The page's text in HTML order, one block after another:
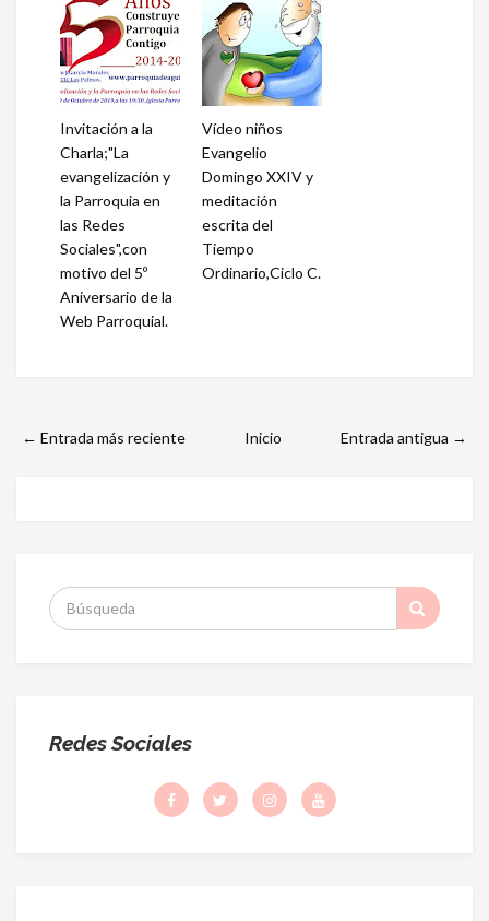
Invitación a la
Charla;"La
evangelización y
la Parroquia en
las Redes
Sociales",con
motivo del 5º
Aniversario de la
Web Parroquial.
Vídeo niños
Evangelio
Domingo XXIV y
meditación
escrita del
Tiempo
Ordinario,Ciclo C.
← Entrada más reciente Entrada antigua →
Inicio
S
:
Redes Sociales